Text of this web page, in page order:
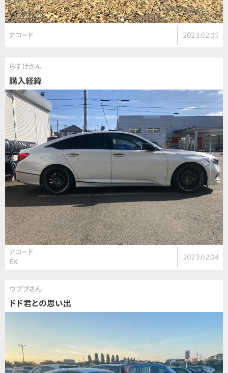
アコード 2023.02.05
らすけさん
購入経緯
アコード
EX
2023.02.04
ウブブさん
ドド君との思い出